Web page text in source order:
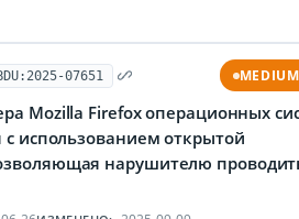
07651 MEDIUM
Mozilla Firefox операционных
с использованием открытой
нарушителю